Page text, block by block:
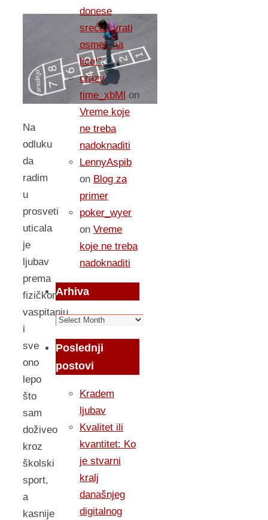
Na
odluku
da
radim
u
prosveti
uticala
je
ljubav
prema
fizičkom
vaspitanju
i
sve
ono
lepo
što
sam
doživeo
kroz
školski
sport,
a
kasnije
donese
sreću i vrati
osmeh na
lice!”
crazy
time_xbMl on
Vreme koje
ne treba
nadoknaditi
LennyAspib
on Blog za
primer
poker_wyer
on Vreme
koje ne treba
nadoknaditi
Arhiva
Arhiva
Poslednji
postovi
Kradem
ljubav
Kvalitet ili
kvantitet: Ko
je stvarni
kralj
današnjeg
digitalnog